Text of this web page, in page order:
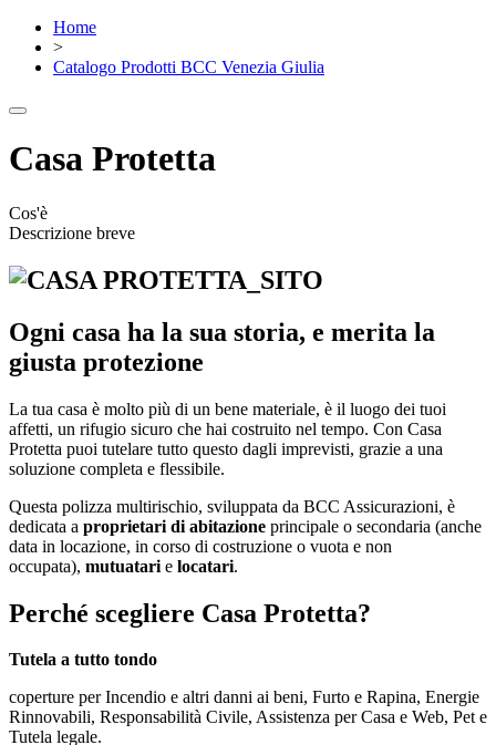
Home
>
Catalogo Prodotti BCC Venezia Giulia
Casa Protetta
Cos'è
Descrizione breve
Ogni casa ha la sua storia, e merita la
giusta protezione
La tua casa è molto più di un bene materiale, è il luogo dei tuoi
affetti, un rifugio sicuro che hai costruito nel tempo. Con Casa
Protetta puoi tutelare tutto questo dagli imprevisti, grazie a una
soluzione completa e flessibile.
Questa polizza multirischio, sviluppata da BCC Assicurazioni, è
dedicata a proprietari di abitazione principale o secondaria (anche
data in locazione, in corso di costruzione o vuota e non
occupata), mutuatari e locatari.
Perché scegliere Casa Protetta?
Tutela a tutto tondo
coperture per Incendio e altri danni ai beni, Furto e Rapina, Energie
Rinnovabili, Responsabilità Civile, Assistenza per Casa e Web, Pet e
Tutela legale.